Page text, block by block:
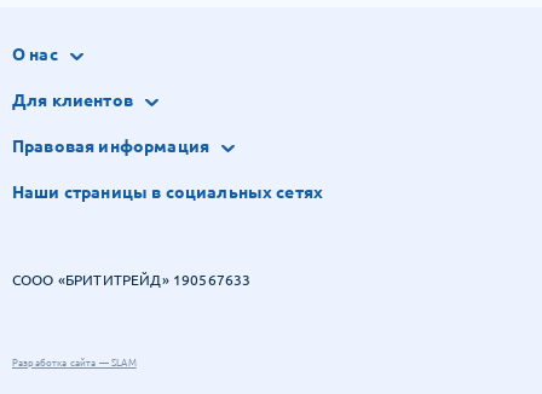
О нас
Для клиентов
Правовая информация
Наши страницы в социальных сетях
СООО «БРИТИТРЕЙД» 190567633
Разработка сайта — SLAM